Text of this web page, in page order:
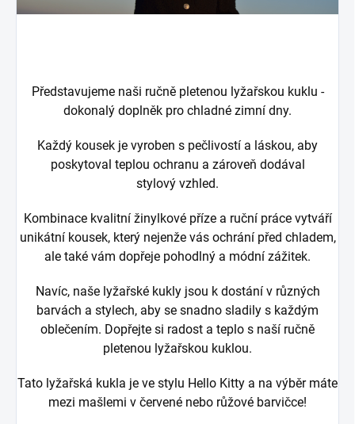
Představujeme naši ručně pletenou lyžařskou kuklu -
dokonalý doplněk pro chladné zimní dny.
Každý kousek je vyroben s pečlivostí a láskou, aby
poskytoval teplou ochranu a zároveň dodával
stylový vzhled.
Kombinace kvalitní žinylkové příze a ruční práce vytváří
unikátní kousek, který nejenže vás ochrání před chladem,
ale také vám dopřeje pohodlný a módní zážitek.
Navíc, naše lyžařské kukly jsou k dostání v různých
barvách a stylech, aby se snadno sladily s každým
oblečením. Dopřejte si radost a teplo s naší ručně
pletenou lyžařskou kuklou.
Tato lyžařská kukla je ve stylu Hello Kitty a na výběr máte
mezi mašlemi v červené nebo růžové barvičce!